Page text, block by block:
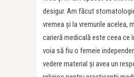
desigur. Am făcut
vremea şi la vremurile acelea,
carieră medicală este ceea ce
voia să fiu o femeie
vedere material şi avea un